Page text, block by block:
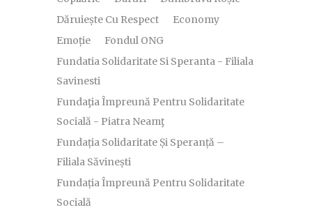
Dăruiește Cu Respect
Economy
Emoție
Fondul ONG
Fundatia Solidaritate Si Speranta - Filiala
Savinesti
Fundaţia Împreună Pentru Solidaritate
Socială - Piatra Neamţ
Fundația Solidaritate Și Speranță –
Filiala Săvinești
Fundația Împreună Pentru Solidaritate
Socială